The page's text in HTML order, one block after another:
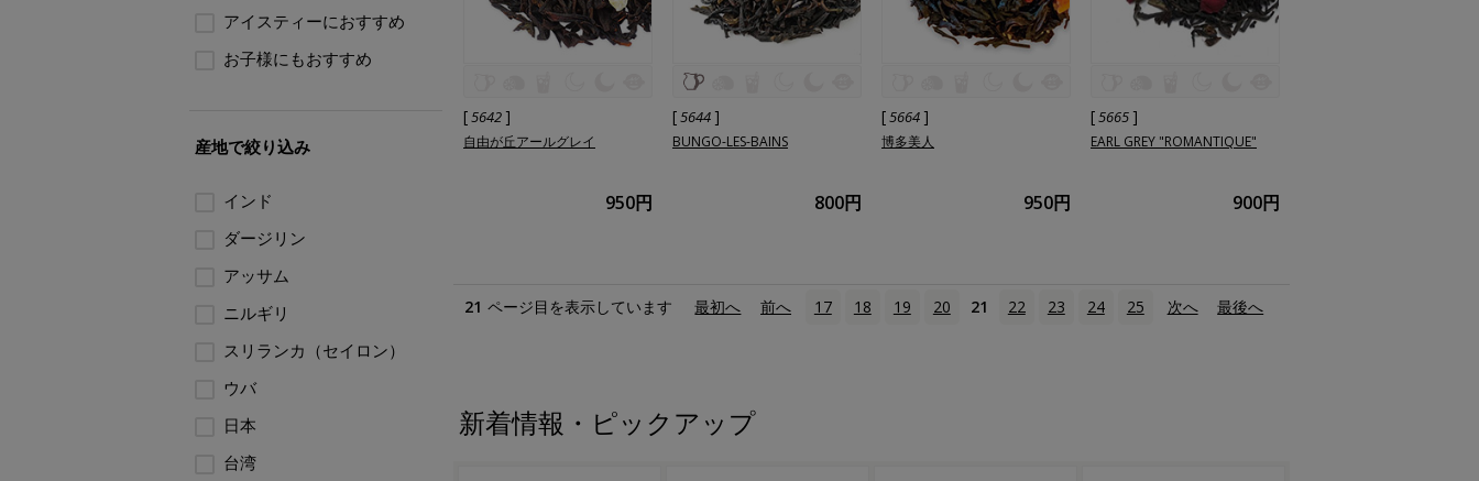
[5642 ]
自由が丘アールグレイ
950円
[5644 ]
BUNGO-LES-BAINS
800円
[5664 ]
博多美人
950円
[5665 ]
EARL GREY "ROMANTIQUE"
900円
21 ページ目を表示しています 最初へ 前へ 17 18 19 20 21 22 23 24 25 次へ 最後へ
新着情報・ピックアップ
アイスティーにおすすめ
お子様にもおすすめ
産地で絞り込み
インド
ダージリン
アッサム
ニルギリ
スリランカ（セイロン）
ウバ
日本
台湾